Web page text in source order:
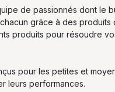
de passionnés dont le
grâce à des produits
produits pour résoudre
pour les petites et
leurs performances.